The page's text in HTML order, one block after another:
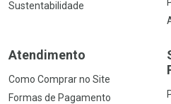
Sustentabilidade
Atendimento
Como Comprar no Site
Formas de Pagamento